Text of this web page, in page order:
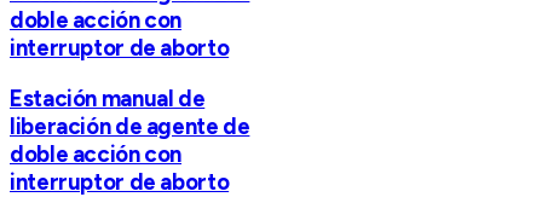
doble acción con
interruptor de aborto
Estación manual de
liberación de agente de
doble acción con
interruptor de aborto